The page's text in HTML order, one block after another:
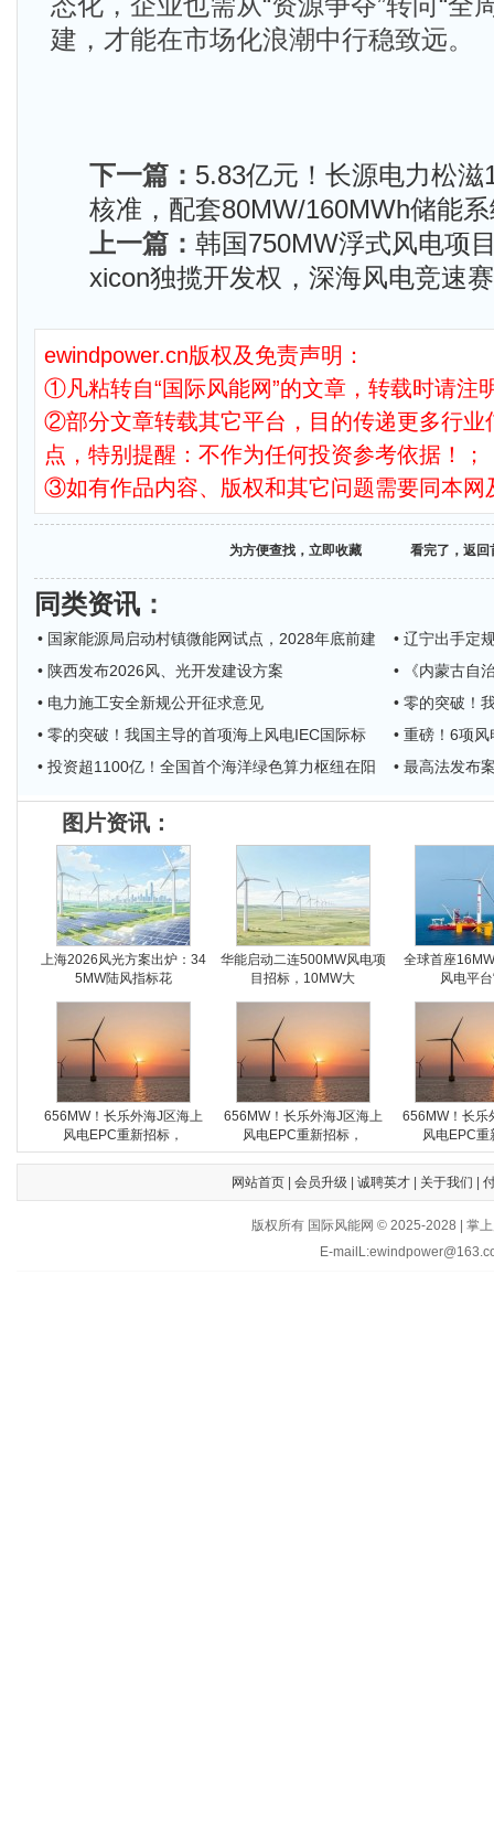
建，才能在市场化浪潮中行稳致远。
下一篇： 5.83亿元！长源电力松
核准，配套80MW/160MWh储能
上一篇： 韩国750MW浮式风电项
xicon独揽开发权，深海风电竞速
ewindpower.cn版权及免责声明：
①凡粘转自“国际风能网”的文章，转载时请注
②部分文章转载其它平台，目的传递更多行业
点，特别提醒：不作为任何投资参考依据！；
③如有作品内容、版权和其它问题需要同本网
为方便查找，立即收藏 看完了，返回
同类资讯 ：
• 国家能源局启动村镇微能网试点，2028年底前建
• 辽宁出手定
• 陕西发布2026风、光开发建设方案
• 《内蒙古自
• 电力施工安全新规公开征求意见
• 零的突破！
• 零的突破！我国主导的首项海上风电IEC国际标
• 重磅！6项
• 投资超1100亿！全国首个海洋绿色算力枢纽在阳
• 最高法发布
图片资讯：
上海2026风光方案出炉：34
5MW陆风指标花
华能启动二连500MW风电项
目招标，10MW大
全球首座
风电平
656MW！长乐外海J区海上
风电EPC重新招标，
656MW！长乐外海J区海上
风电EPC重新招标，
656MW！长乐
风电EPC重
网站首页| 会员升级 诚聘英才| 关于我们
版权所有 国际风能网 © 2025-2028 | 掌
E-